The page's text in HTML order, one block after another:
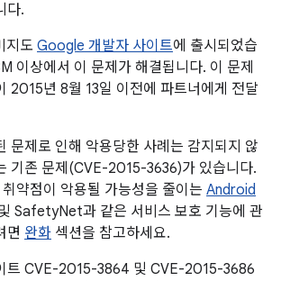
다.
지도 Google 개발자 사이트에 출시되었습
이상에서 이 문제가 해결됩니다. 이 문제
2015년 8월 13일 이전에 파트너에게 전달
문제로 인해 악용당한 사례는 감지되지 않
기존 문제(CVE-2015-3636)가 있습니다.
약점이 악용될 가능성을 줄이는 Android
SafetyNet과 같은 서비스 보호 기능에 관
면 완화 섹션을 참고하세요.
트 CVE-2015-3864 및 CVE-2015-3686